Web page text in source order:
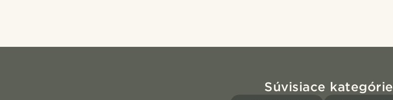
Súvisiace kategórie